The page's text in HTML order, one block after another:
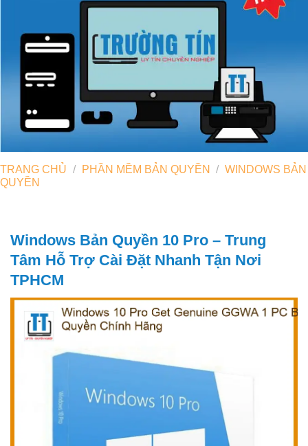
TRANG CHỦ / PHẦN MỀM BẢN QUYỀN / WINDOWS BẢN
QUYỀN
Windows Bản Quyền 10 Pro – Trung
Tâm Hỗ Trợ Cài Đặt Nhanh Tận Nơi
TPHCM